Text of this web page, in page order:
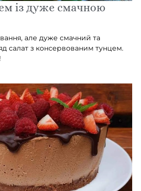
із дуже смачною
але дуже смачний та
салат з консервованим тунцем.